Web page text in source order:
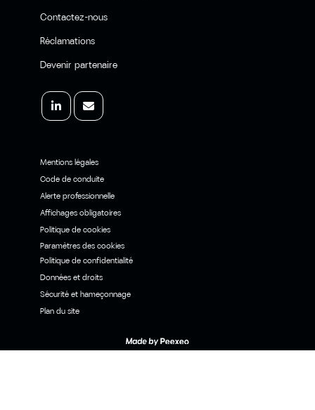
Contactez-nous
Réclamations
Devenir partenaire
Mentions légales
Code de conduite
Alerte professionnelle
Affichages obligatoires
Politique de cookies
Paramètres des cookies
Politique de confidentialité
Données et droits
Sécurité et hameçonnage
Plan du site